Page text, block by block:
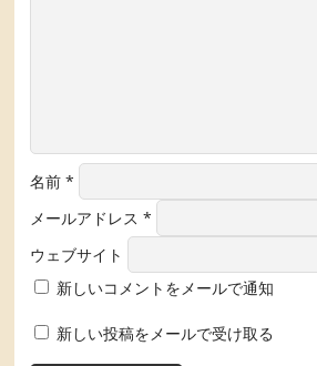
名前*
メールアドレス*
ウェブサイト
新しいコメントをメールで通知
新しい投稿をメールで受け取る